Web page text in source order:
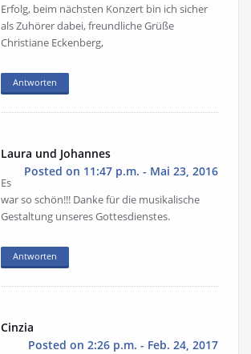
Erfolg, beim nächsten Konzert bin ich sicher
als Zuhörer dabei, freundliche Grüße
Christiane Eckenberg,
Antworten
Laura und Johannes
Posted on 11:47 p.m. - Mai 23, 2016
Es
war so schön!!! Danke für die musikalische
Gestaltung unseres Gottesdienstes.
Antworten
Cinzia
Posted on 2:26 p.m. - Feb. 24, 2017